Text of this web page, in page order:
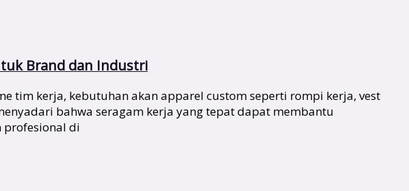
Brand dan Industri
tim kerja, kebutuhan akan apparel custom seperti rompi kerja, vest
bahwa seragam kerja yang tepat dapat membantu
profesional di